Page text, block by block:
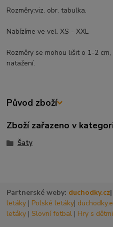
Rozměry:viz. obr. tabulka.
Nabízíme ve vel. XS - XXL
Rozměry se mohou lišit o 1-2
natažení.
Původ zboží
Zboží zařazeno v
Šaty
Partnerské weby: duchodky.cz
letáky | Polské letáky|
letáky | Slovní fotbal | Hry s dětmi